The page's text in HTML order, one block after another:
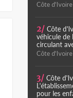
Côte d'Ivoire
2/ Côte
véhicule de
circulant
Côte d'Ivoire
3/ Côte
pour les